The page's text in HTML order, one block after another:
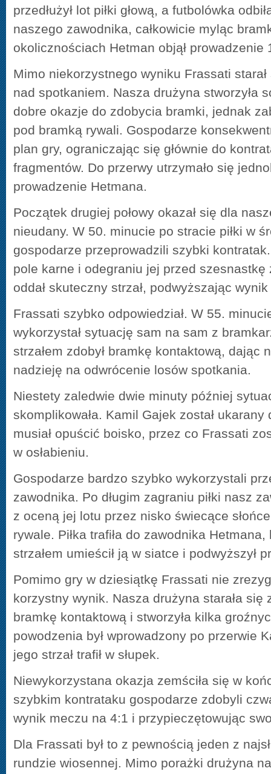
przedłużył lot piłki głową, a futbolówka
naszego zawodnika, całkowicie myląc
okolicznościach Hetman objął prowadzenie
Mimo niekorzystnego wyniku Frassati
nad spotkaniem. Nasza drużyna stworzyła
dobre okazje do zdobycia bramki, jednak
pod bramką rywali. Gospodarze
plan gry, ograniczając się głównie do
fragmentów. Do przerwy utrzymało się
prowadzenie Hetmana.
Początek drugiej połowy okazał się dla
nieudany. W 50. minucie po stracie piłki w
gospodarze przeprowadzili szybki
pole karne i odegraniu jej przed szesnastkę
oddał skuteczny strzał, podwyższając
Frassati szybko odpowiedział. W 55.
wykorzystał sytuację sam na sam z
strzałem zdobył bramkę kontaktową, dając
nadzieję na odwrócenie losów spotkania.
Niestety zaledwie dwie minuty później
skomplikowała. Kamil Gajek został ukarany
musiał opuścić boisko, przez co Frassati
w osłabieniu.
Gospodarze bardzo szybko wykorzystali
zawodnika. Po długim zagraniu piłki nasz
z oceną jej lotu przez nisko świecące
rywale. Piłka trafiła do zawodnika
strzałem umieścił ją w siatce i podwyższył
Pomimo gry w dziesiątkę Frassati nie
korzystny wynik. Nasza drużyna starała się
bramkę kontaktową i stworzyła kilka
powodzenia był wprowadzony po przerwie
jego strzał trafił w słupek.
Niewykorzystana okazja zemściła się w
szybkim kontrataku gospodarze zdobyli
wynik meczu na 4:1 i przypieczętowując
Dla Frassati był to z pewnością jeden z
rundzie wiosennej. Mimo porażki drużyna